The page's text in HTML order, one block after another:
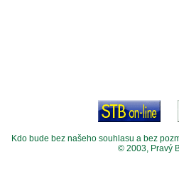
Kdo bude bez našeho souhlasu a bez
© 2003, Pravý